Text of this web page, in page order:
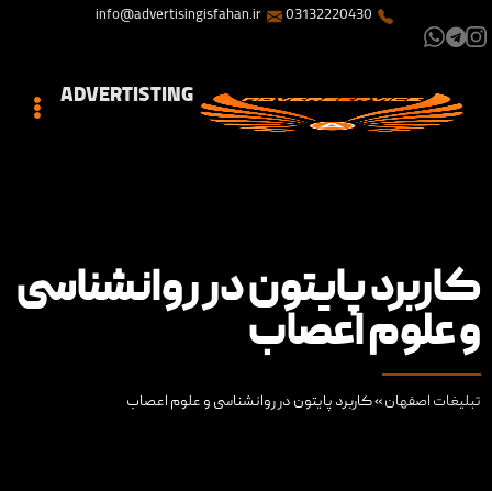
03132220430
info@advertisingisfahan.ir
ADVERTISTING
کاربرد پایتون در روانشناسی
و علوم اعصاب
تبلیغات اصفهان»کاربرد پایتون در روانشناسی و علوم اعصاب